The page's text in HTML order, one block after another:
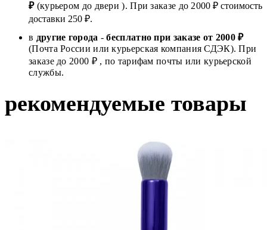
₽(курьером до двери ). При заказе до 2000 ₽ стоимость
доставки 250 ₽.
в другие города -бесплатно при заказе от 2000 ₽
(Почта России или курьерская компания СДЭК). При
заказе до 2000 ₽ , по тарифам почты или курьерской
службы.
рекомендуемые товары